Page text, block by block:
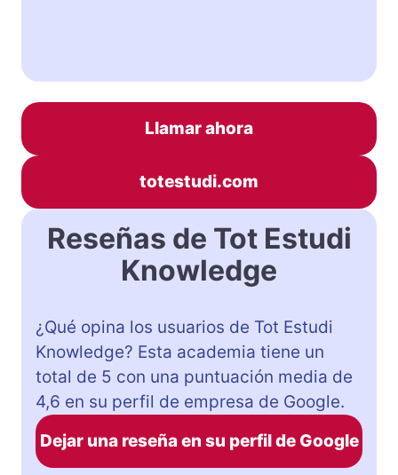
Llamar ahora
totestudi.com
Reseñas de Tot Estudi
Knowledge
¿Qué opina los usuarios de Tot Estudi
Knowledge? Esta academia tiene un
total de 5 con una puntuación media de
4,6 en su perfil de empresa de Google.
Dejar una reseña en su perfil de Google